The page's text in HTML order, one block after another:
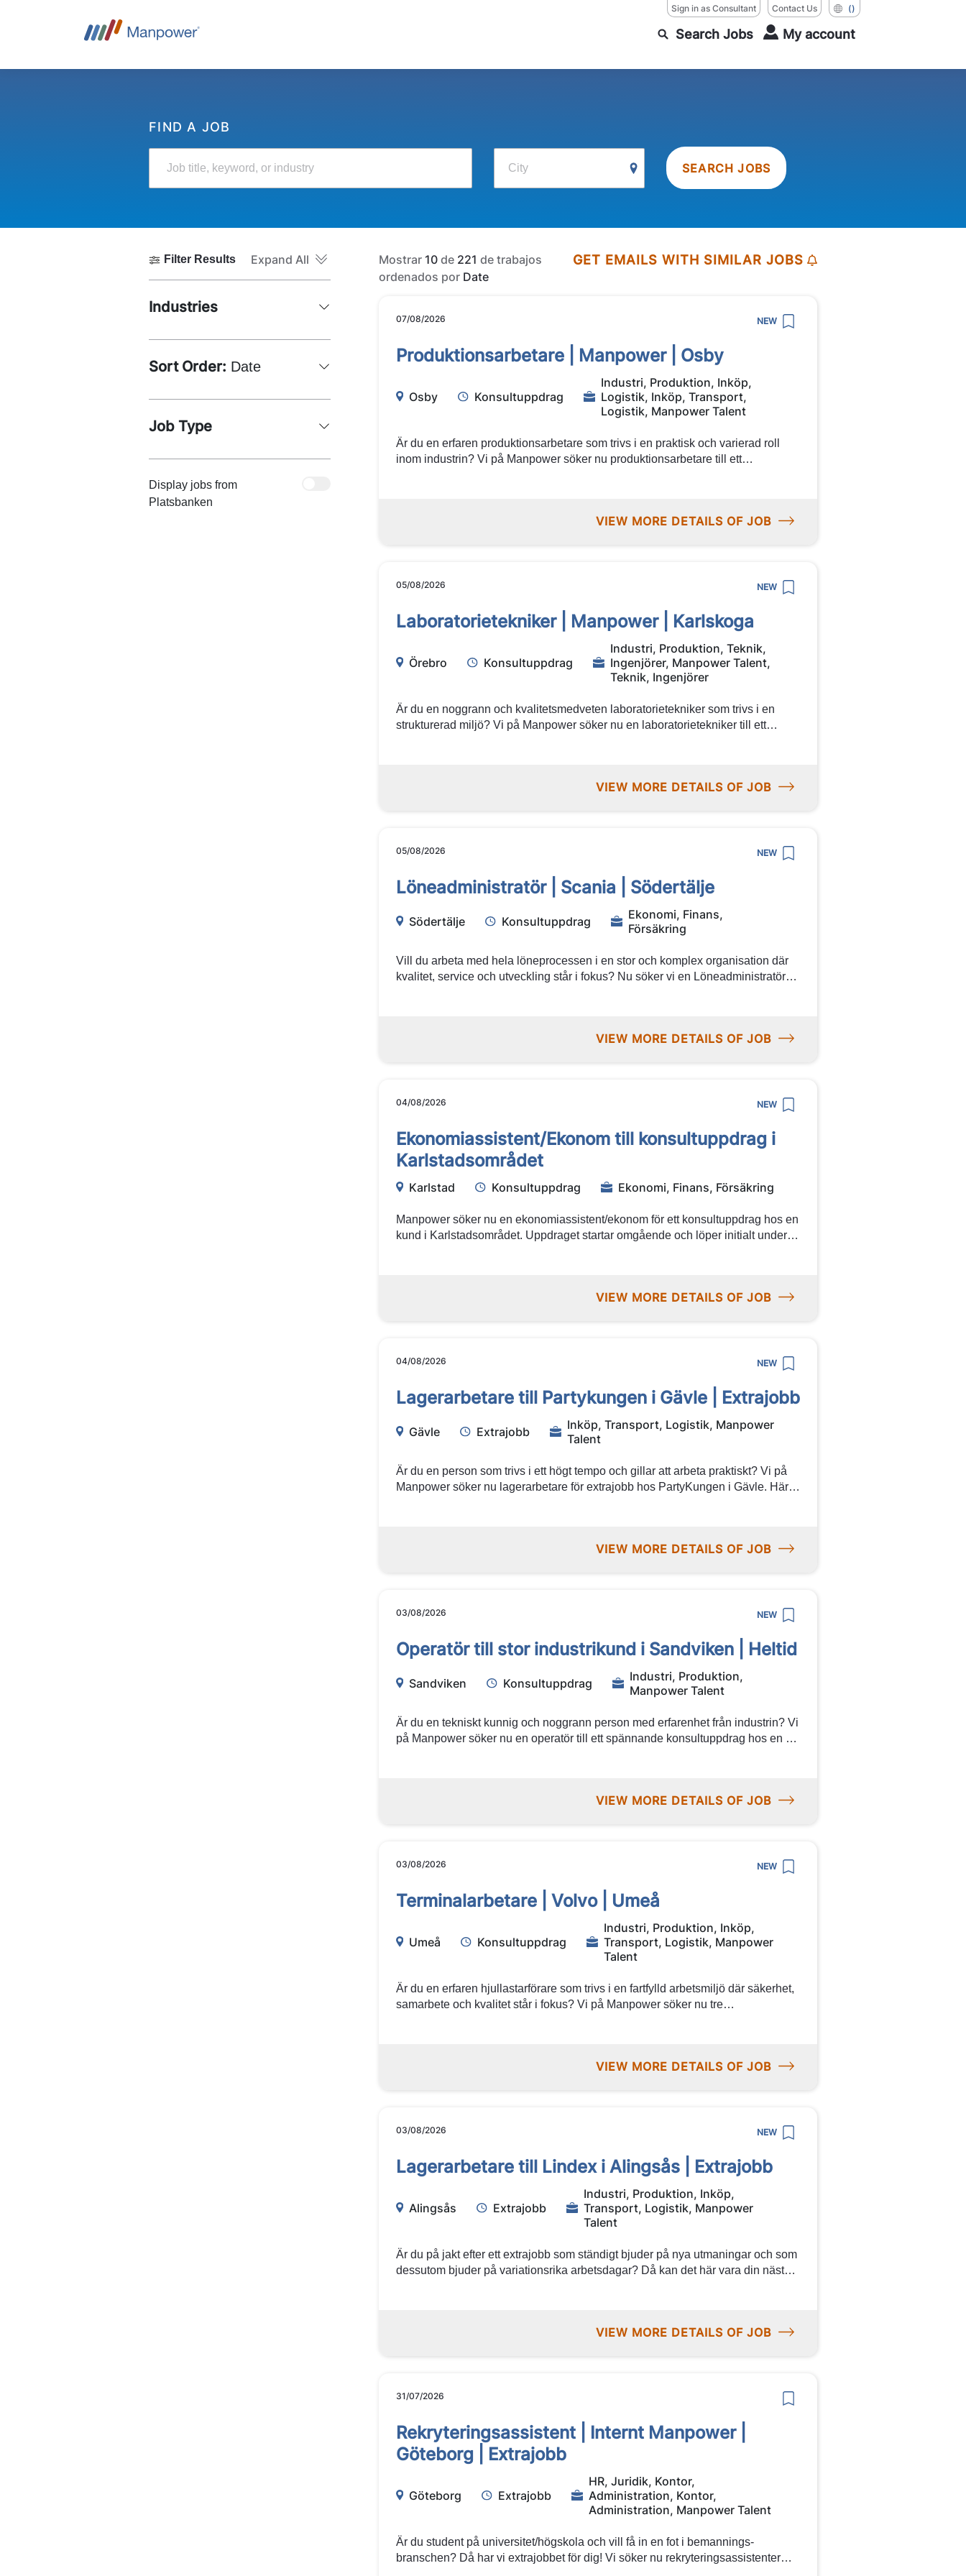
Sign in as Consultant Contact Us ()
Search Jobs My account
FIND A JOB
Job title, keyword, or industry City SEARCH JOBS
Filter Results Expand All
Industries
Sort Order: Date
Job Type
Display jobs from
Platsbanken
Mostrar 10de 221 de trabajos
ordenados por Date
GET EMAILS WITH SIMILAR JOBS
07/08/2026 NEW
Produktionsarbetare | Manpower | Osby
Osby Konsultuppdrag
Industri, Produktion, Inköp,
Logistik, Inköp, Transport,
Logistik, Manpower Talent
Är du en erfaren produktionsarbetare som trivs i en praktisk och varierad roll
inom industrin? Vi på Manpower söker nu produktionsarbetare till ett
VIEW MORE DETAILS OF JOB
05/08/2026 NEW
Laboratorietekniker | Manpower | Karlskoga
Örebro Konsultuppdrag
Industri, Produktion, Teknik,
Ingenjörer, Manpower Talent,
Teknik, Ingenjörer
Är du en noggrann och kvalitetsmedveten laboratorietekniker som trivs i en
strukturerad miljö? Vi på Manpower söker nu en laboratorietekniker till ett
VIEW MORE DETAILS OF JOB
05/08/2026 NEW
Löneadministratör | Scania | Södertälje
Södertälje Konsultuppdrag
Ekonomi, Finans,
Försäkring
Vill du arbeta med hela löneprocessen i en stor och komplex organisation där
kvalitet, service och utveckling står i fokus? Nu söker vi en Löneadministratör
VIEW MORE DETAILS OF JOB
04/08/2026 NEW
Ekonomiassistent/Ekonom till konsultuppdrag i
Karlstadsområdet
Karlstad Konsultuppdrag Ekonomi, Finans, Försäkring
Manpower söker nu en ekonomiassistent/ekonom för ett konsultuppdrag hos en
kund i Karlstadsområdet. Uppdraget startar omgående och löper initialt under
VIEW MORE DETAILS OF JOB
04/08/2026 NEW
Lagerarbetare till Partykungen i Gävle | Extrajobb
Gävle Extrajobb
Inköp, Transport, Logistik, Manpower
Talent
Är du en person som trivs i ett högt tempo och gillar att arbeta praktiskt? Vi på
Manpower söker nu lagerarbetare för extrajobb hos PartyKungen i Gävle. Här
VIEW MORE DETAILS OF JOB
03/08/2026 NEW
Operatör till stor industrikund i Sandviken | Heltid
Sandviken Konsultuppdrag
Industri, Produktion,
Manpower Talent
Är du en tekniskt kunnig och noggrann person med erfarenhet från industrin? Vi
på Manpower söker nu en operatör till ett spännande konsultuppdrag hos en av
VIEW MORE DETAILS OF JOB
03/08/2026 NEW
Terminalarbetare | Volvo | Umeå
Umeå Konsultuppdrag
Industri, Produktion, Inköp,
Transport, Logistik, Manpower
Talent
Är du en erfaren hjullastarförare som trivs i en fartfylld arbetsmiljö där säkerhet,
samarbete och kvalitet står i fokus? Vi på Manpower söker nu tre
steg i karriären? Varmt välkommen med din ansökan!VIEW MORE DETAILS OF JOB
03/08/2026 NEW
Lagerarbetare till Lindex i Alingsås | Extrajobb
Alingsås Extrajobb
Industri, Produktion, Inköp,
Transport, Logistik, Manpower
Talent
Är du på jakt efter ett extrajobb som ständigt bjuder på nya utmaningar och som
dessutom bjuder på variationsrika arbetsdagar? Då kan det här vara din nästa
VIEW MORE DETAILS OF JOB
31/07/2026
Rekryteringsassistent | Internt Manpower |
Göteborg | Extrajobb
Göteborg Extrajobb
HR, Juridik, Kontor,
Administration, Kontor,
Administration, Manpower Talent
Är du student på universitet/högskola och vill få in en fot i bemannings-
branschen? Då har vi extrajobbet för dig! Vi söker nu rekryteringsassistenter